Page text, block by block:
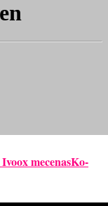
Ivoox mecenasKo-